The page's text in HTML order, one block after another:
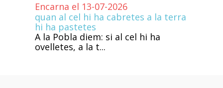
Encarna el 13-07-2026
quan al cel hi ha cabretes a la terra
hi ha pastetes
A la Pobla diem: si al cel hi ha
ovelletes, a la t...